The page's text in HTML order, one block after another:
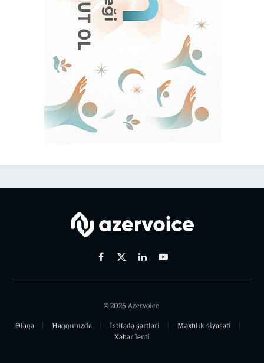
Facebook
X
LinkedinYoutube
© 2026 Azervoice.
Əlaqə
Haqqımızda İstifadə şərtləri
Məxfilik siyasəti
Xəbər lenti